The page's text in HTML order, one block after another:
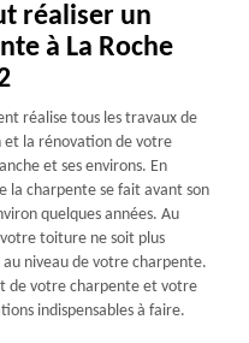
réaliser un
à La Roche
réalise tous les travaux de
et la rénovation de votre
et ses environs. En
la charpente se fait avant son
quelques années. Au
toiture ne soit plus
niveau de votre charpente.
de votre charpente et votre
indispensables à faire.